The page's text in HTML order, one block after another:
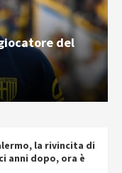
del
la rivincita di
anni dopo, ora è